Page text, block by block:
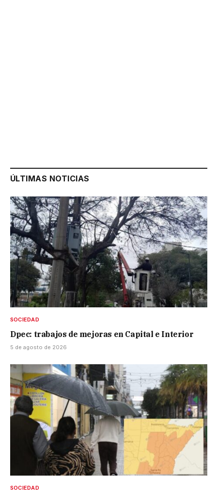
ÚLTIMAS NOTICIAS
SOCIEDAD
Dpec: trabajos de mejoras en Capital e Interior
5 de agosto de 2026
SOCIEDAD